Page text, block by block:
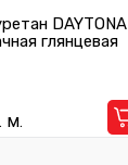
DAYTONA
глянцевая
м.